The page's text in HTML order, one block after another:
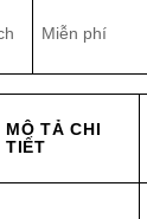
Miễn phí
MÔ TẢ CHI
TIẾT